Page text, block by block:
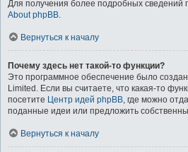
Для получения более подробных сведений
About phpBB.
Вернуться к началу
Почему здесь нет такой-то функции?
Это программное обеспечение было
Limited. Если вы считаете, что какая-то
посетите Центр идей phpBB, где можно
поданные идеи или предложить
Вернуться к началу